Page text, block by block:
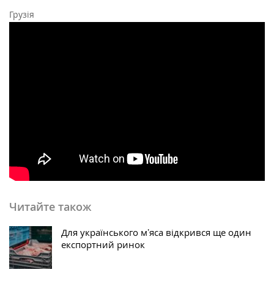
Грузія
Читайте також
Для українського мʼяса відкрився ще один
експортний ринок